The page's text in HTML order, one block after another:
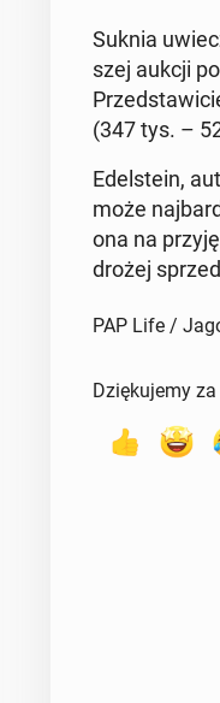
Suknia
szej aukcji
(347 tys. –
Edel­ste­in,
może
ona na
dro­żej
PAP Life /
Dziękujemy